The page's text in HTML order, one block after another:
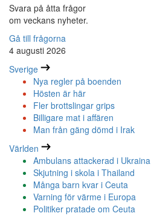
Svara på åtta frågor
om veckans nyheter.
Gå till frågorna
4 augusti 2026
Sverige
Nya regler på boenden
Hösten är här
Fler brottslingar grips
Billigare mat i affären
Man från gäng dömd i Irak
Världen
Ambulans attackerad i Ukraina
Skjutning i skola i Thailand
Många barn kvar i Ceuta
Varning för värme i Europa
Politiker pratade om Ceuta